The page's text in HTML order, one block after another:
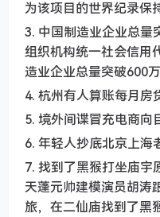
为该项目的世界纪录保
3. 中国制造业企业总量
组织机构统一社会信用
造业企业总量突破600万
4. 杭州有人算账每月房
5. 境外间谍冒充电商向
6. 年轻人抄底北京上海
7. 找到了黑猴打坐庙宇
天蓬元帅建模演员胡涛
旅，在二仙庙找到了黑